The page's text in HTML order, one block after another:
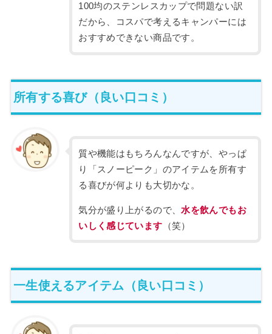
100均のステンレスカップで問題ない訳
だから、コスパで考えるキャンパーには
おすすめできない商品です。
所有する喜び（良い口コミ）
質や機能はもちろんなんですが、やっぱ
り「スノーピーク」のアイテムを所有す
る喜びが何よりも大切かな。
気分が盛り上がるので、水を飲んでもお
いしく感じています （笑）
一生使えるアイテム（良い口コミ）